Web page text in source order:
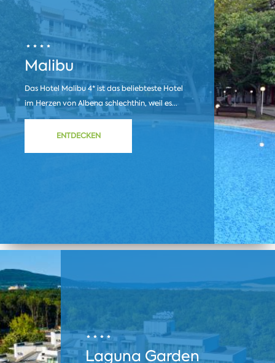
Malibu
Das Hotel Malibu 4* ist das beliebteste Hotel
im Herzen von Albena schlechthin, weil es...
ENTDECKEN
Laguna Garden